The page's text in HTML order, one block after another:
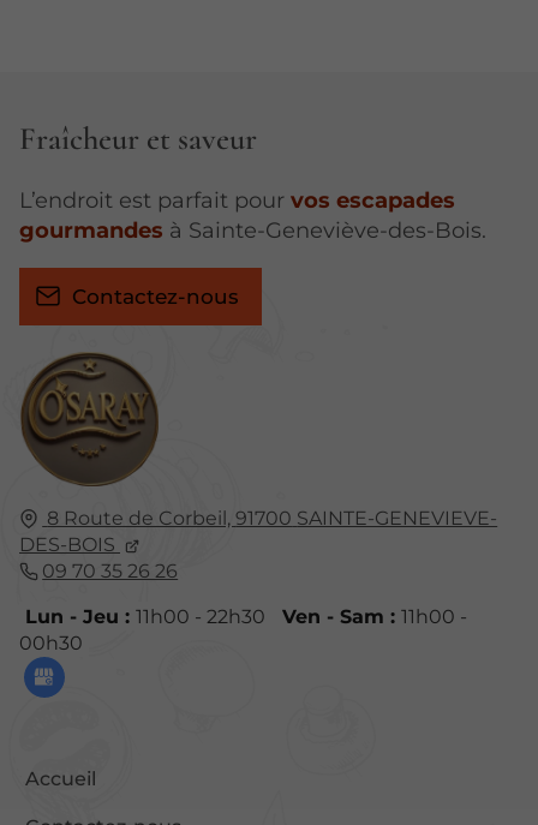
8 Route de Corbeil,91700 SAINTE-GENEVIEVE-
DES-BOIS
09 70 35 26 26
Lun - Jeu : 11h00 - 22h30 Ven - Sam : 11h00 -
00h30
Accueil
Fraîcheur et saveur
L’endroit est parfait pour vos escapades
gourmandes à Sainte-Geneviève-des-Bois.
Contactez-nous